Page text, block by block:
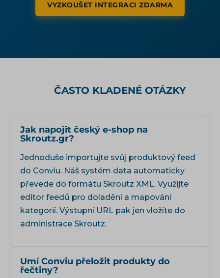
VYZKOUŠET INTEGRACI ZDARMA
ČASTO KLADENÉ OTÁZKY
Jak napojit český e-shop na
Skroutz.gr?
Jednoduše importujte svůj produktový feed
do Conviu. Náš systém data automaticky
převede do formátu Skroutz XML. Využijte
editor feedů pro doladění a mapování
kategorií. Výstupní URL pak jen vložíte do
administrace Skroutz.
Umí Conviu přeložit produkty do
řečtiny?